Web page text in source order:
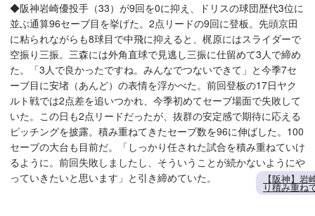
◆阪神岩崎優投手（33）が9回を0に抑え、ドリスの球団歴代3位に
並ぶ通算96セーブ目を挙げた。2点リードの9回に登板。先頭京田
に粘られながらも8球目で中飛に抑えると、梶原にはスライダーで
空振り三振。三森には外角直球で見逃し三振に仕留めて3人で締め
た。「3人で良かったですね。みんなでつないできて」と今季7セ
ーブ目に安堵（あんど）の表情を浮かべた。前回登板の17日ヤク
ルト戦では2点差を追いつかれ、今季初めてセーブ場面で失敗して
いた。この日も2点リードだったが、抜群の安定感で期待に応える
ピッチングを披露。積み重ねてきたセーブ数を96に伸ばした。100
セーブの大台も目前だ。「しっかり任された試合を積み重ねていけ
るように。前回失敗しましたし、そういうことが続かないようにや
っていきたいと思います」と引き締めていた。
【阪神】
り積み重ね